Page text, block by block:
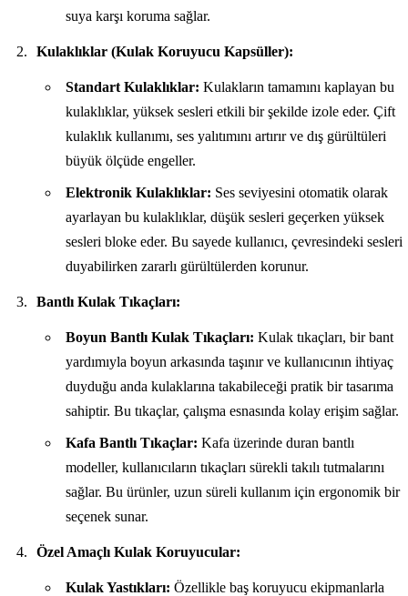
suya karşı koruma sağlar.
Kulaklıklar (Kulak Koruyucu Kapsüller):
Standart Kulaklıklar: Kulakların tamamını kaplayan bu
kulaklıklar, yüksek sesleri etkili bir şekilde izole eder. Çift
kulaklık kullanımı, ses yalıtımını artırır ve dış gürültüleri
büyük ölçüde engeller.
Elektronik Kulaklıklar: Ses seviyesini otomatik olarak
ayarlayan bu kulaklıklar, düşük sesleri geçerken yüksek
sesleri bloke eder. Bu sayede kullanıcı, çevresindeki sesleri
duyabilirken zararlı gürültülerden korunur.
Bantlı Kulak Tıkaçları:
Boyun Bantlı Kulak Tıkaçları: Kulak tıkaçları, bir bant
yardımıyla boyun arkasında taşınır ve kullanıcının ihtiyaç
duyduğu anda kulaklarına takabileceği pratik bir tasarıma
sahiptir. Bu tıkaçlar, çalışma esnasında kolay erişim sağlar.
Kafa Bantlı Tıkaçlar: Kafa üzerinde duran bantlı
modeller, kullanıcıların tıkaçları sürekli takılı tutmalarını
sağlar. Bu ürünler, uzun süreli kullanım için ergonomik bir
seçenek sunar.
Özel Amaçlı Kulak Koruyucular:
Kulak Yastıkları: Özellikle baş koruyucu ekipmanlarla